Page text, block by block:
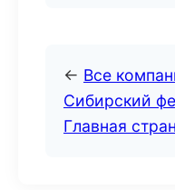
← Все
Сибирский
Главная